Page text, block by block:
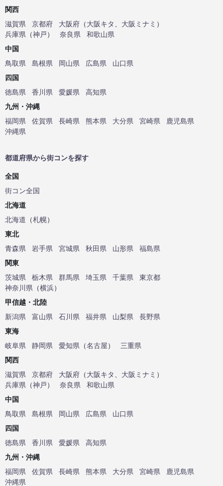
関西
滋賀県
京都府 大阪府 （大阪キタ、 大阪ミナミ ）
兵庫県 （神戸） 奈良県
和歌山県
中国
鳥取県
島根県 岡山県 広島県
山口県
四国
徳島県
香川県 愛媛県
高知県
九州・沖縄
福岡県
佐賀県 長崎県 熊本県 大分県 宮崎県
鹿児島県
沖縄県
都道府県から街コンを探す
全国
街コン全国
北海道
北海道 （札幌）
東北
青森県
岩手県 宮城県 秋田県 山形県
福島県
関東
茨城県
栃木県 群馬県 埼玉県 千葉県
東京都
神奈川県 （横浜）
甲信越・北陸
新潟県
富山県 石川県 福井県 山梨県
長野県
東海
岐阜県
静岡県 愛知県 （名古屋）
三重県
関西
滋賀県
京都府 大阪府 （大阪キタ、 大阪ミナミ ）
兵庫県 （神戸） 奈良県
和歌山県
中国
鳥取県
島根県 岡山県 広島県
山口県
四国
徳島県
香川県 愛媛県
高知県
九州・沖縄
福岡県
佐賀県 長崎県 熊本県 大分県 宮崎県
鹿児島県
沖縄県